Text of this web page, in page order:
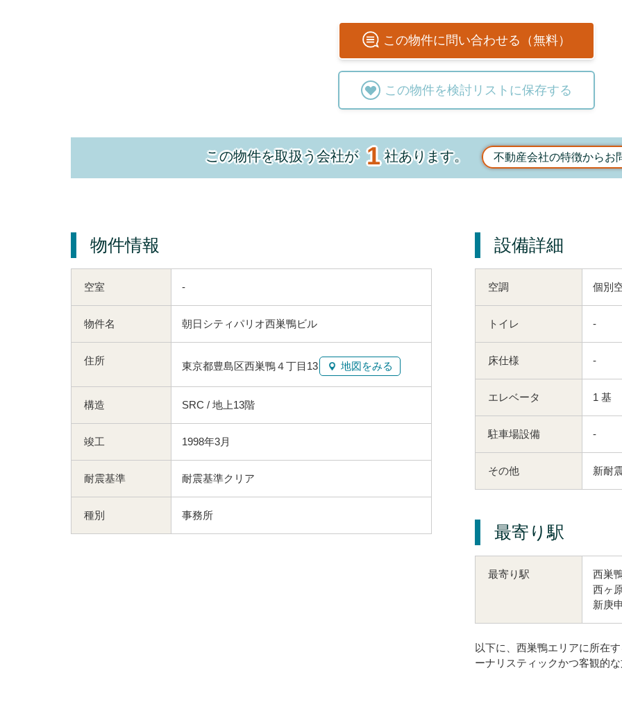
この物件に問い合わせる（無料）
この物件を検討リストに保存する
この物件を取扱う会社が1社あります。 不動産会社の特徴からお
物件情報
空室 -
物件名 朝日シティパリオ西巣鴨ビル
住所 東京都豊島区西巣鴨４丁目13 地図をみる
構造 SRC / 地上13階
竣工 1998年3月
耐震基準 耐震基準クリア
種別 事務所
設備詳細
空調 個別
トイレ -
床仕様 -
エレベータ 1 基
駐車場設備 -
その他 新耐
最寄り駅
最寄り駅 西巣
西ヶ
新庚
以下に、西巣鴨エリアに所在
ーナリスティックかつ客観的